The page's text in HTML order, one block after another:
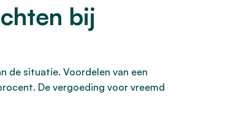
bij
de situatie. Voordelen van een
De vergoeding voor vreemd